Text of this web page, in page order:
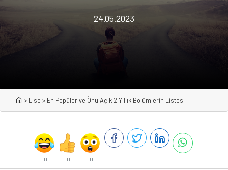
24.05.2023
> Lise > En Popüler ve Önü Açık 2 Yıllık Bölümlerin Listesi
0 0 0